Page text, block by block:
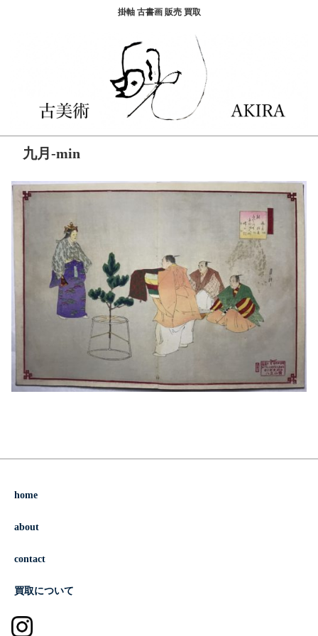
掛軸 古書画 販売 買取
九月-min
home
about
contact
買取について